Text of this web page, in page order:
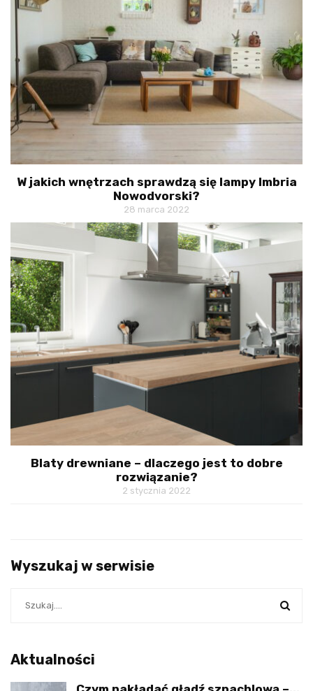
W jakich wnętrzach sprawdzą się lampy Imbria
Nowodvorski?
28 marca 2022
Blaty drewniane – dlaczego jest to dobre
rozwiązanie?
2 stycznia 2022
Wyszukaj w serwisie
Aktualności